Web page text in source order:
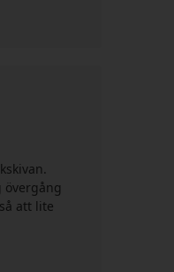
att lite